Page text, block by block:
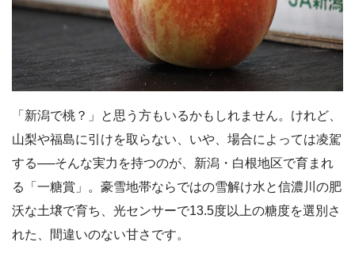
「新潟で桃？」と思う方もいるかもしれません。けれど、
山梨や福島に引けを取らない、いや、場合によっては凌駕
する──そんな実力を持つのが、新潟・白根地区で育まれ
る「一糖賞」。豪雪地帯ならではの雪解け水と信濃川の肥
沃な土壌で育ち、光センサーで13.5度以上の糖度を選別さ
れた、間違いのない甘さです。